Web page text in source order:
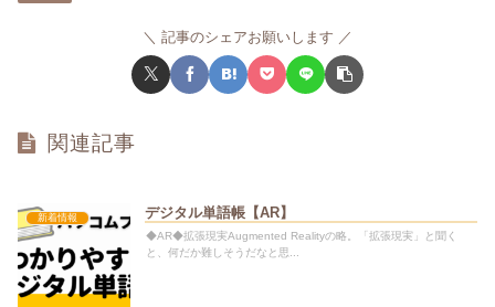
記事のシェアお願いします
関連記事
新着情報 デジタル単語帳【AR】
◆AR◆拡張現実Augmented Realityの略。「拡張現実」と聞く
と、何だか難しそうだなと思...